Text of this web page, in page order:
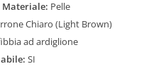
Materiale: Pelle
Chiaro (Light Brown)
ad ardiglione
SI